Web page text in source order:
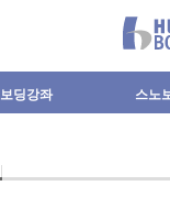
보딩강좌 스노